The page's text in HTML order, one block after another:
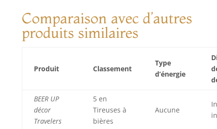
bas. Les verres
sont prévus à cet
effet et sont
lavables et
réutilisables sans
Chaque pack de
bière génère des
Comparaison avec d’autres
produits similaires
Produit Classement
Type
d’énergie
BEER UP
décor
Travelers
5 en
Tireuses à
bières
Aucune